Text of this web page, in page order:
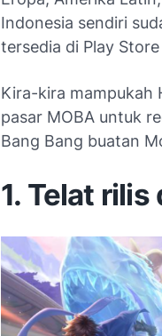
Indonesia sendiri
tersedia di Play
Kira-kira mampukah
pasar MOBA untuk
Bang Bang buatan
1. Telat